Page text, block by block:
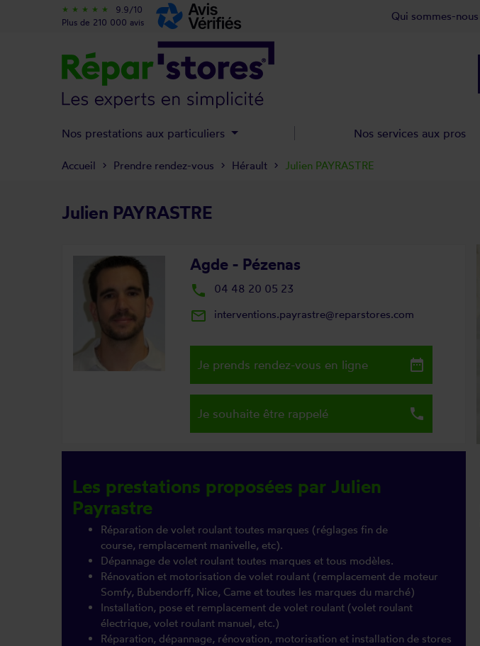
Accueil Prendre rendez-vous Hérault Julien PAYRASTRE
Julien PAYRASTRE
Agde - Pézenas
local_phone 04 48 20 05 23
mail_outline interventions.payrastre@reparstores.com
Je prends rendez-vous en ligne date_range
Je souhaite être rappelé local_phone
Les prestations proposées par Julien
Payrastre
Réparation de volet roulant toutes marques (réglages fin de
course, remplacement manivelle, etc).
Dépannage de volet roulant toutes marques et tous modèles.
Rénovation et motorisation de volet roulant (remplacement de moteur
Somfy, Bubendorff, Nice, Came et toutes les marques du marché)
Installation, pose et remplacement de volet roulant (volet roulant
électrique, volet roulant manuel, etc.)
Réparation, dépannage, rénovation, motorisation et installation de stores
star_rate star_rate star_rate star_rate star_rate
9.9/10
Plus de 210 000 avis
Qui sommes-nous
Nos prestations aux particuliers Nos services aux pros